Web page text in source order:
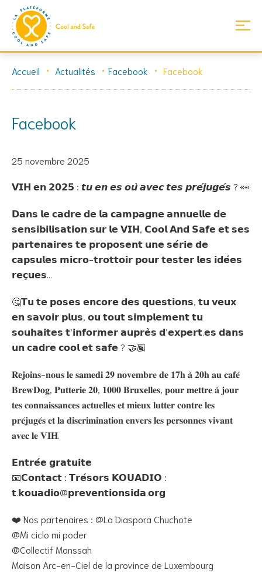
Accueil Actualités Facebook Facebook
Facebook
25 novembre 2025
𝗩𝗜𝗛 𝗲𝗻 𝟮𝟬𝟮𝟱 : 𝙩𝙪 𝙚𝙣 𝙚𝙨 𝙤𝙪̀ 𝙖𝙫𝙚𝙘 𝙩𝙚𝙨 𝙥𝙧𝙚́𝙟𝙪𝙜𝙚́𝙨 ? 👀
𝗗𝗮𝗻𝘀 𝗹𝗲 𝗰𝗮𝗱𝗿𝗲 𝗱𝗲 𝗹𝗮 𝗰𝗮𝗺𝗽𝗮𝗴𝗻𝗲 𝗮𝗻𝗻𝘂𝗲𝗹𝗹𝗲 𝗱𝗲
𝘀𝗲𝗻𝘀𝗶𝗯𝗶𝗹𝗶𝘀𝗮𝘁𝗶𝗼𝗻 𝘀𝘂𝗿 𝗹𝗲 𝗩𝗜𝗛, 𝗖𝗼𝗼𝗹 𝗔𝗻𝗱 𝗦𝗮𝗳𝗲 𝗲𝘁 𝘀𝗲𝘀
𝗽𝗮𝗿𝘁𝗲𝗻𝗮𝗶𝗿𝗲𝘀 𝘁𝗲 𝗽𝗿𝗼𝗽𝗼𝘀𝗲𝗻𝘁 𝘂𝗻𝗲 𝘀𝗲́𝗿𝗶𝗲 𝗱𝗲
𝗰𝗮𝗽𝘀𝘂𝗹𝗲𝘀 𝗺𝗶𝗰𝗿𝗼-𝘁𝗿𝗼𝘁𝘁𝗼𝗶𝗿 𝗽𝗼𝘂𝗿 𝘁𝗲𝘀𝘁𝗲𝗿 𝗹𝗲𝘀 𝗶𝗱𝗲́𝗲𝘀
𝗿𝗲𝗰̧𝘂𝗲𝘀…
🤔𝗧𝘂 𝘁𝗲 𝗽𝗼𝘀𝗲𝘀 𝗲𝗻𝗰𝗼𝗿𝗲 𝗱𝗲𝘀 𝗾𝘂𝗲𝘀𝘁𝗶𝗼𝗻𝘀, 𝘁𝘂 𝘃𝗲𝘂𝘅
𝗲𝗻 𝘀𝗮𝘃𝗼𝗶𝗿 𝗽𝗹𝘂𝘀, 𝗼𝘂 𝘁𝗼𝘂𝘁 𝘀𝗶𝗺𝗽𝗹𝗲𝗺𝗲𝗻𝘁 𝘁𝘂
𝘀𝗼𝘂𝗵𝗮𝗶𝘁𝗲𝘀 𝘁’𝗶𝗻𝗳𝗼𝗿𝗺𝗲𝗿 𝗮𝘂𝗽𝗿𝗲̀𝘀 𝗱’𝗲𝘅𝗽𝗲𝗿𝘁.𝗲𝘀 𝗱𝗮𝗻𝘀
𝘂𝗻 𝗰𝗮𝗱𝗿𝗲 𝗰𝗼𝗼𝗹 𝗲𝘁 𝘀𝗮𝗳𝗲 ? 🤝🏾
𝐑𝐞𝐣𝐨𝐢𝐧𝐬-𝐧𝐨𝐮𝐬 𝐥𝐞 𝐬𝐚𝐦𝐞𝐝𝐢 𝟐𝟗 𝐧𝐨𝐯𝐞𝐦𝐛𝐫𝐞 𝐝𝐞 𝟏𝟕𝐡 𝐚̀ 𝟐𝟎𝐡 𝐚𝐮 𝐜𝐚𝐟𝐞́
𝐁𝐫𝐞𝐰𝐃𝐨𝐠, 𝐏𝐮𝐭𝐭𝐞𝐫𝐢𝐞 𝟐𝟎, 𝟏𝟎𝟎𝟎 𝐁𝐫𝐮𝐱𝐞𝐥𝐥𝐞𝐬, 𝐩𝐨𝐮𝐫 𝐦𝐞𝐭𝐭𝐫𝐞 𝐚̀ 𝐣𝐨𝐮𝐫
𝐭𝐞𝐬 𝐜𝐨𝐧𝐧𝐚𝐢𝐬𝐬𝐚𝐧𝐜𝐞𝐬 𝐚𝐜𝐭𝐮𝐞𝐥𝐥𝐞𝐬 𝐞𝐭 𝐦𝐢𝐞𝐮𝐱 𝐥𝐮𝐭𝐭𝐞𝐫 𝐜𝐨𝐧𝐭𝐫𝐞 𝐥𝐞𝐬
𝐩𝐫𝐞́𝐣𝐮𝐠𝐞́𝐬 𝐞𝐭 𝐥𝐚 𝐝𝐢𝐬𝐜𝐫𝐢𝐦𝐢𝐧𝐚𝐭𝐢𝐨𝐧 𝐞𝐧𝐯𝐞𝐫𝐬 𝐥𝐞𝐬 𝐩𝐞𝐫𝐬𝐨𝐧𝐧𝐞𝐬 𝐯𝐢𝐯𝐚𝐧𝐭
𝐚𝐯𝐞𝐜 𝐥𝐞 𝐕𝐈𝐇.
𝗘𝗻𝘁𝗿𝗲́𝗲 𝗴𝗿𝗮𝘁𝘂𝗶𝘁𝗲
📧𝗖𝗼𝗻𝘁𝗮𝗰𝘁 : 𝗧𝗿𝗲́𝘀𝗼𝗿𝘀 𝗞𝗢𝗨𝗔𝗗𝗜𝗢 :
𝘁.𝗸𝗼𝘂𝗮𝗱𝗶𝗼@𝗽𝗿𝗲𝘃𝗲𝗻𝘁𝗶𝗼𝗻𝘀𝗶𝗱𝗮.𝗼𝗿𝗴
❤️ Nos partenaires : @La Diaspora Chuchote
@Mi ciclo mi poder
@Collectif Manssah
Maison Arc-en-Ciel de la province de Luxembourg